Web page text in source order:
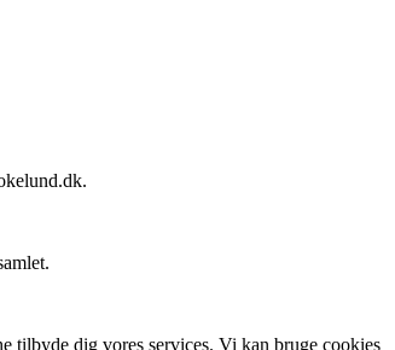
tilbyde dig vores services. Vi kan bruge cookies